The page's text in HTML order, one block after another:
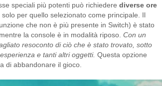
speciali più potenti può richiedere diverse ore
per quello selezionato come principale. Il
che non è più presente in Switch) è stato
la console è in modalità riposo. Con un
resoconto di ciò che è stato trovato, sotto
e tanti altri oggetti. Questa opzione
di abbandonare il gioco.